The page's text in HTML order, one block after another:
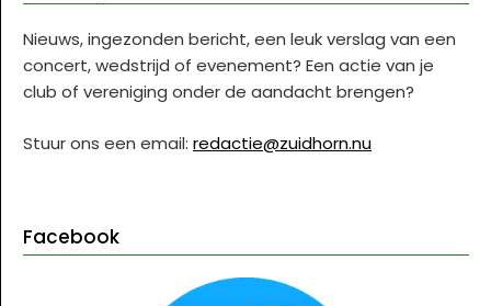
Nieuws, ingezonden bericht, een leuk verslag van een
concert, wedstrijd of evenement? Een actie van je
club of vereniging onder de aandacht brengen?
Stuur ons een email: redactie@zuidhorn.nu
Facebook